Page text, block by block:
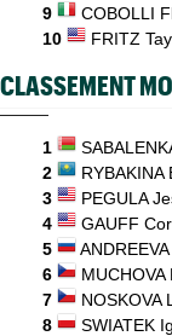
9
COBOLLI
10
FRITZ
CLASSEMENT
1
2
RYBAKINA
3
PEGULA
4
GAUFF
5
6
MUCHOVA
7
NOSKOVA
8
SWIATEK